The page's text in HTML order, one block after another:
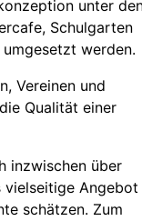
unter
Schulgarten
werden.
Vereinen und
Qualität einer
inzwischen über
vielseitige Angebot
schätzen. Zum